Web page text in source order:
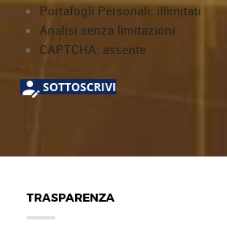
Portafogli Personali: illimitati
Analisi senza limitazioni
CAPTCHA: assente
SOTTOSCRIVI
TRASPARENZA